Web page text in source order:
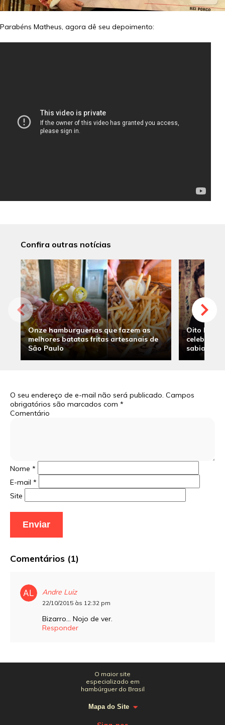
Parabéns Matheus, agora dê seu depoimento:
Confira outras notícias
Onze hamburguerias que fazem as
melhores batatas fritas artesanais de
São Paulo
Oito
sabia
O seu endereço de e-mail não será publicado. Campos
obrigatórios são marcados com *
Comentário
Nome *
E-mail *
Site
Comentários (1)
Andre Luiz
22/10/2015 às 12:32 pm
Bizarro… Nojo de ver.
Responder
O maior site
especializado em
hambúrguer do Brasil
Mapa do Site